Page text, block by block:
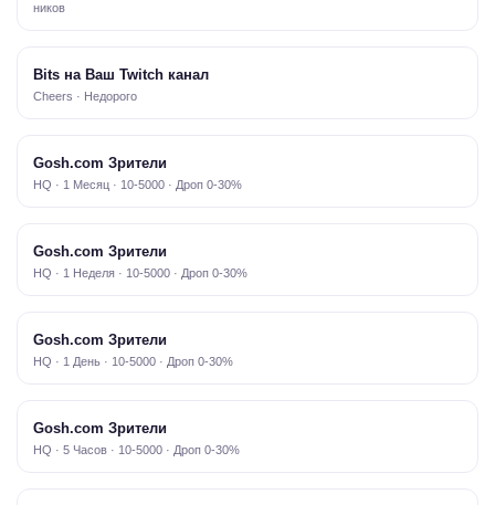
ников
Bits на Ваш Twitch канал
Cheers · Недорого
Gosh.com Зрители
HQ · 1 Месяц · 10-5000 · Дроп 0-30%
Gosh.com Зрители
HQ · 1 Неделя · 10-5000 · Дроп 0-30%
Gosh.com Зрители
HQ · 1 День · 10-5000 · Дроп 0-30%
Gosh.com Зрители
HQ · 5 Часов · 10-5000 · Дроп 0-30%